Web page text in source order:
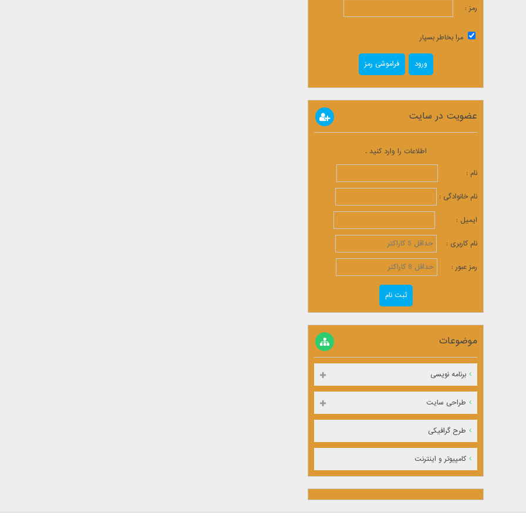
رمز :
مرا بخاطر بسپار
فراموشی رمز
عضویت در سایت
اطلاعات را وارد کنید .
نام :
نام خانوادگی :
ایمیل :
نام کاربری :
رمز عبور :
موضوعات
برنامه نویسی
طراحی سایت
طرح گرافیکی
کامپیوتر و اینترنت